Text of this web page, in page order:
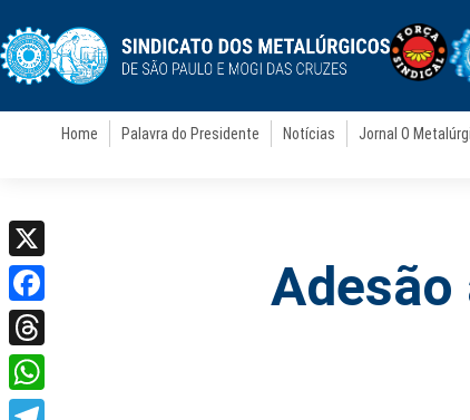
Home Palavra do Presidente Notícias Jornal O
Adesão
X
Facebook
Threads
WhatsApp